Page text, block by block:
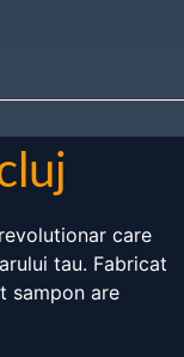
care
tau. Fabricat
sampon are